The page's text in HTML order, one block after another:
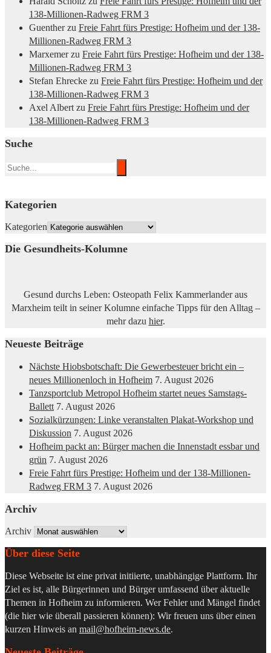
138-Millionen-Radweg FRM 3
Guentherzu Freie Fahrt fürs Prestige: Hofheim und der 138-
Millionen-Radweg FRM 3
Marxemerzu Freie Fahrt fürs Prestige: Hofheim und der 138-
Millionen-Radweg FRM 3
Stefan Ehrecke zu Freie Fahrt fürs Prestige: Hofheim und der
138-Millionen-Radweg FRM 3
Axel Albertzu Freie Fahrt fürs Prestige: Hofheim und der
138-Millionen-Radweg FRM 3
Suche
Kategorien
Kategorien
Die Gesundheits-Kolumne
Gesund durchs Leben: Osteopath Felix Kammerlander aus
Marxheim teilt in seiner Kolumne einfache Tipps für den Alltag –
mehr dazu hier.
Neueste Beiträge
Nächste Hiobsbotschaft: Die Gewerbesteuer bricht ein –
neues Millionenloch in Hofheim 7. August 2026
Tanzsportclub Metropol Hofheim startet neues Samstags-
Ballett 7. August 2026
Sozialkürzungen: Linke veranstalten Plakat-Workshop und
Diskussion 7. August 2026
Hofheim packt an: Bürger machen die Innenstadt essbar und
grün 7. August 2026
Freie Fahrt fürs Prestige: Hofheim und der 138-Millionen-
Radweg FRM 3 7. August 2026
Archiv
Archiv
Über diese Seite
Diese Webseite ist eine privat initiierte, unabhängige Plattform. Ihr
Ziel es ist, alle Bürgerinnen und Bürger umfassend über aktuelle
Themen in Hofheim zu informieren. Wer Fehler und Mängel findet
(die hier wie überall passieren können): Wir freuen uns über einen
kurzen Hinweis an mail@hofheim-news.de.